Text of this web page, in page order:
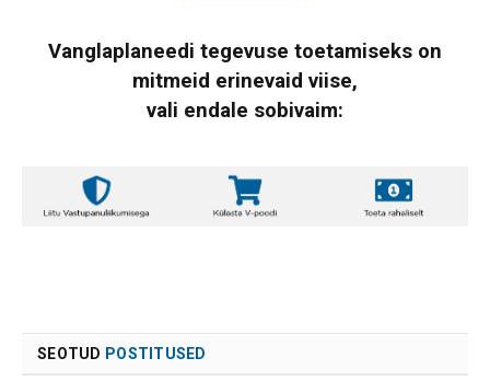
Vanglaplaneedi tegevuse toetamiseks on
mitmeid erinevaid viise,
vali endale sobivaim:
SEOTUD POSTITUSED